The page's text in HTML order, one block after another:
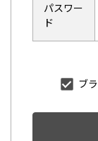
パスワー
ド
ブ